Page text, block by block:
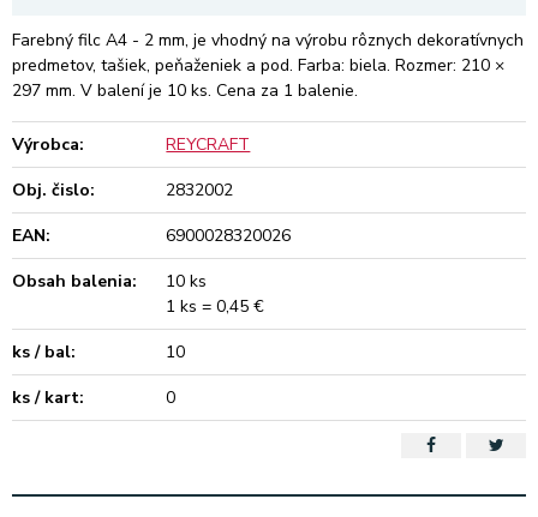
Farebný filc A4 - 2 mm, je vhodný na výrobu rôznych dekoratívnych
predmetov, tašiek, peňaženiek a pod. Farba: biela. Rozmer: 210 ×
297 mm. V balení je 10 ks. Cena za 1 balenie.
Výrobca:
REYCRAFT
Obj. čislo:
2832002
EAN:
6900028320026
Obsah balenia:
10 ks
1 ks = 0,45 €
ks / bal:
10
ks / kart:
0